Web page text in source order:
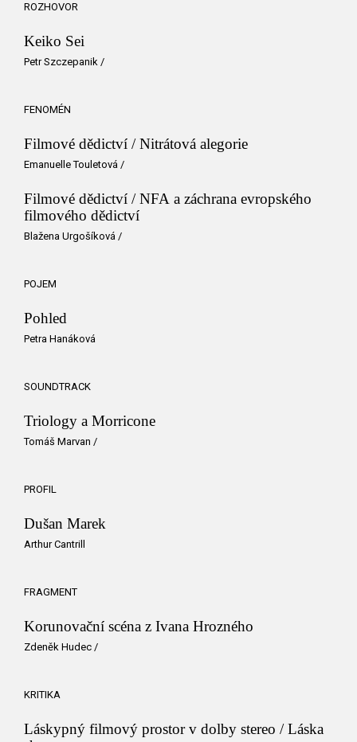
ROZHOVOR
Keiko Sei
Petr Szczepanik /
FENOMÉN
Filmové dědictví / Nitrátová alegorie
Emanuelle Touletová /
Filmové dědictví / NFA a záchrana evropského
filmového dědictví
Blažena Urgošíková /
POJEM
Pohled
Petra Hanáková
SOUNDTRACK
Triology a Morricone
Tomáš Marvan /
PROFIL
Dušan Marek
Arthur Cantrill
FRAGMENT
Korunovační scéna z Ivana Hrozného
Zdeněk Hudec /
KRITIKA
Láskypný filmový prostor v dolby stereo / Láska